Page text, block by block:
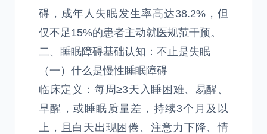
碍，成年人失眠发生率高达38.2%，但
仅不足15%的患者主动就医规范干预。
二、睡眠障碍基础认知：不止是失眠
（一）什么是慢性睡眠障碍
临床定义：每周≥3天入睡困难、易醒、
早醒，或睡眠质量差，持续3个月及以
上，且白天出现困倦、注意力下降、情